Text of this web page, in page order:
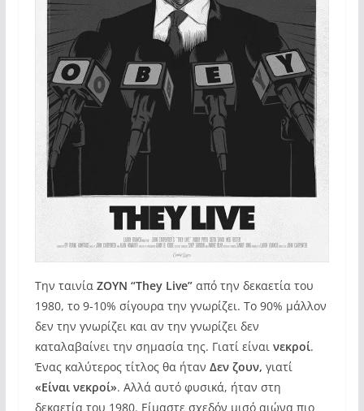
Την ταινία ΖΟΥΝ “They Live”από την δεκαετία του
1980, το 9-10% σίγουρα την γνωρίζει. Το 90% μάλλον
δεν την γνωρίζει και αν την γνωρίζει δεν
καταλαβαίνει την σημασία της. Γιατί είναι νεκροί.
Ένας καλύτερος τίτλος θα ήταν Δεν ζουν, γιατί
«Είναι νεκροί». Αλλά αυτό φυσικά, ήταν στη
δεκαετία του 1980. Είμαστε σχεδόν μισό αιώνα πιο